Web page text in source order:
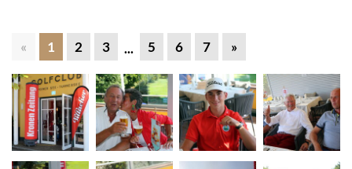
« 1 2 3 ... 5 6 7 »